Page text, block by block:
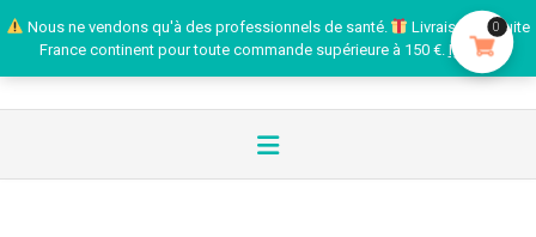
Nous ne vendons qu'à des professionnels de santé.
Livraison gratuite
France continent pour toute commande supérieure à 150 €. Ignorer
0